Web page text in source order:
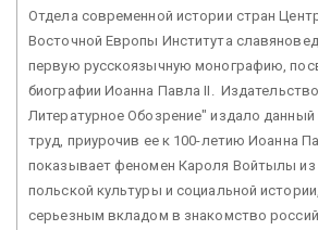
Отдела современной истории стран
Восточной Европы Института
первую русскоязычную монографию,
биографии Иоанна Павла II.
Литературное Обозрение" издало
труд, приурочив ее к 100-летию Иоанна
показывает феномен Кароля Войтылы из
польской культуры и социальной
серьезным вкладом в знакомство